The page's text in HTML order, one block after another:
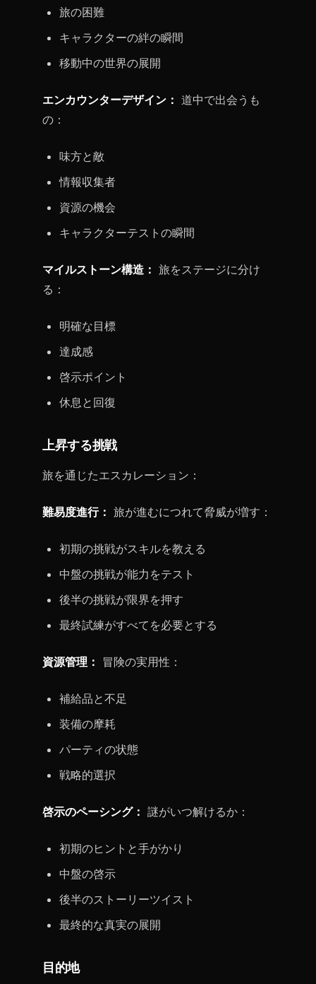
旅の困難
キャラクターの絆の瞬間
移動中の世界の展開
エンカウンターデザイン： 道中で出会うも
の：
味方と敵
情報収集者
資源の機会
キャラクターテストの瞬間
マイルストーン構造： 旅をステージに分け
る：
明確な目標
達成感
啓示ポイント
休息と回復
上昇する挑戦
旅を通じたエスカレーション：
難易度進行： 旅が進むにつれて脅威が増す：
初期の挑戦がスキルを教える
中盤の挑戦が能力をテスト
後半の挑戦が限界を押す
最終試練がすべてを必要とする
資源管理： 冒険の実用性：
補給品と不足
装備の摩耗
パーティの状態
戦略的選択
啓示のペーシング： 謎がいつ解けるか：
初期のヒントと手がかり
中盤の啓示
後半のストーリーツイスト
最終的な真実の展開
目的地